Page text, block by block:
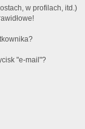
w profilach, itd.)
"e-mail"?